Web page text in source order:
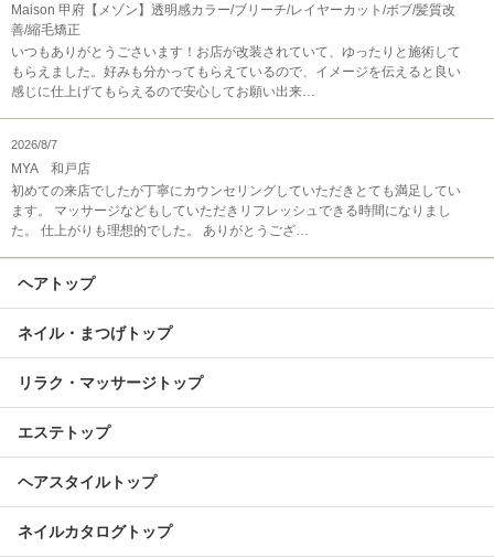
Maison 甲府【メゾン】透明感カラー/ブリーチ/レイヤーカット/ボブ/髪質改
善/縮毛矯正
いつもありがとうごさいます！お店が改装されていて、ゆったりと施術して
もらえました。好みも分かってもらえているので、イメージを伝えると良い
感じに仕上げてもらえるので安心してお願い出来…
2026/8/7
MYA 和戸店
初めての来店でしたが丁寧にカウンセリングしていただきとても満足してい
ます。 マッサージなどもしていただきリフレッシュできる時間になりまし
た。 仕上がりも理想的でした。 ありがとうござ…
ヘアトップ
ネイル・まつげトップ
リラク・マッサージトップ
エステトップ
ヘアスタイルトップ
ネイルカタログトップ